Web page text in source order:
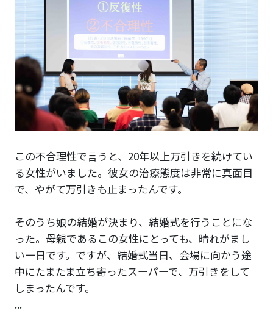
この不合理性で言うと、20年以上万引きを続けてい
る女性がいました。彼女の治療態度は非常に真面目
で、やがて万引きも止まったんです。
そのうち娘の結婚が決まり、結婚式を行うことにな
った。母親であるこの女性にとっても、晴れがまし
い一日です。ですが、結婚式当日、会場に向かう途
中にたまたま立ち寄ったスーパーで、万引きをして
しまったんです。
...